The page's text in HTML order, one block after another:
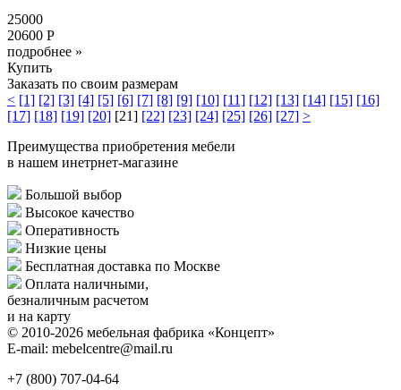
25000
20600 Р
подробнее »
Купить
Заказать по своим размерам
< [1] [2] [3] [4] [5] [6] [7] [8] [9] [10] [11] [12] [13] [14] [15] [16]
[17] [18] [19] [20] [21] [22] [23] [24] [25] [26] [27] >
Преимущества приобретения мебели
в нашем инетрнет-магазине
Большой выбор
Высокое качество
Оперативность
Низкие цены
Бесплатная доставка по Москве
Оплата наличными,
безналичным расчетом
и на карту
© 2010-2026 мебельная фабрика «Концепт»
E-mail: mebelcentre@mail.ru
+7 (800) 707-04-64